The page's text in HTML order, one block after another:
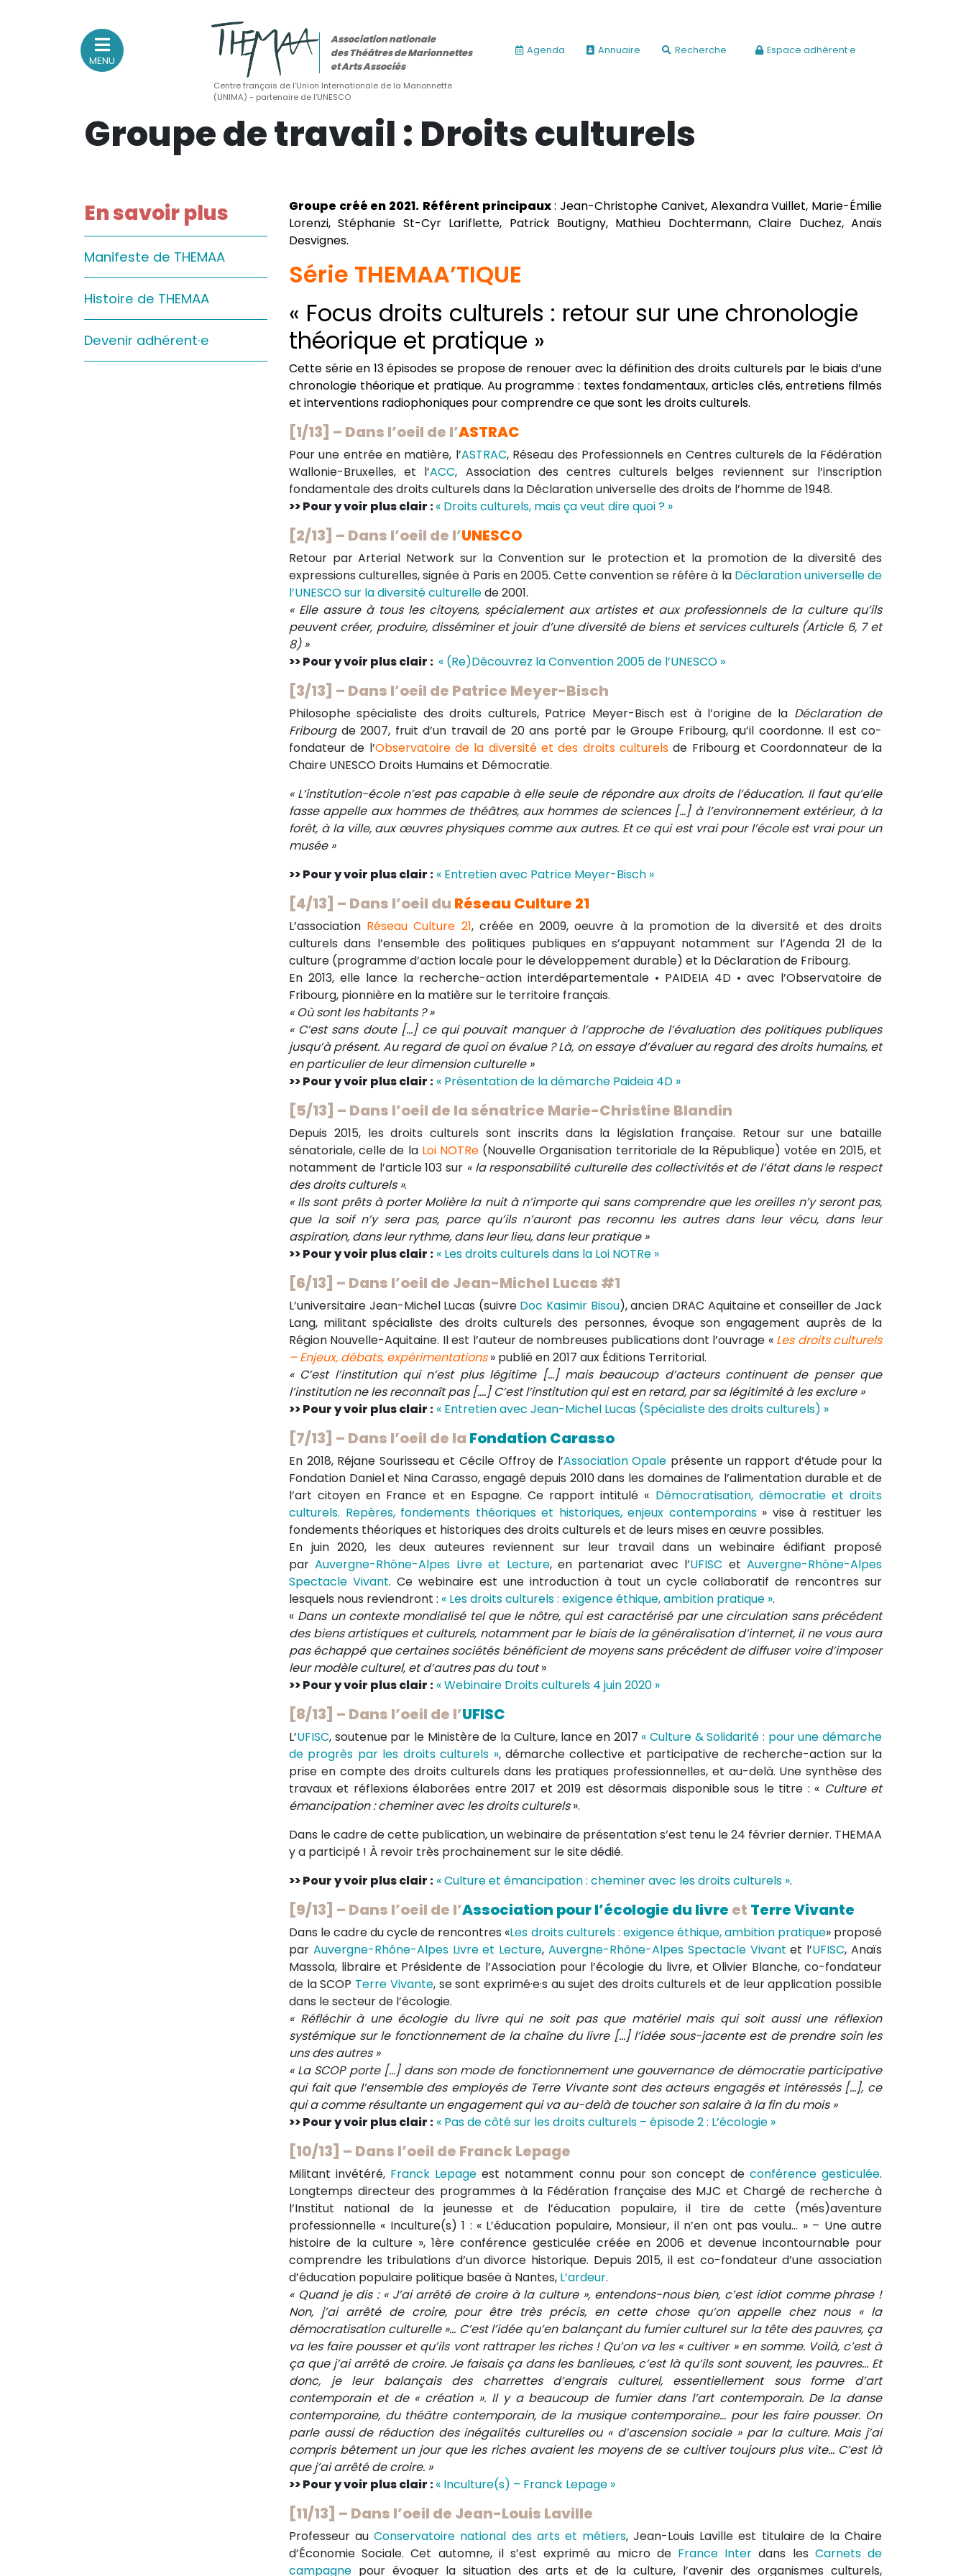
Association nationale
des Théâtres de Marionnettes
et Arts Associés
Sur le feu
(Actualités, annonces, vie professionnelle)
Sur le vif
Sur le fond
(Fonctionnement, gouvernance, groupes de travail, partenaires)
Sur le terrain
(Portraits, actions, collaborations)
MENU
Association nationale
des Théâtres de Marionnettes
et Arts Associés
Centre français de l’Union Internationale de la Marionnette
(UNIMA) - partenaire de l’UNESCO
Agenda Annuaire Recherche Espace adhérent·e
Groupe de travail : Droits culturels
En savoir plus
Manifeste de THEMAA
Histoire de THEMAA
Devenir adhérent·e
Groupe créé en 2021. Référent principaux: Jean-Christophe Canivet, Alexandra Vuillet, Marie-Émilie
Lorenzi, Stéphanie St-Cyr Lariflette, Patrick Boutigny, Mathieu Dochtermann, Claire Duchez, Anaïs
Desvignes.
Série THEMAA’TIQUE
« Focus droits culturels : retour sur une chronologie
théorique et pratique »
Cette série en 13 épisodes se propose de renouer avec la définition des droits culturels par le biais d’une
chronologie théorique et pratique. Au programme : textes fondamentaux, articles clés, entretiens filmés
et interventions radiophoniques pour comprendre ce que sont les droits culturels.
[1/13] – Dans l’oeil de l’ASTRAC
Pour une entrée en matière, l’ASTRAC, Réseau des Professionnels en Centres culturels de la Fédération
Wallonie-Bruxelles, et l’ACC, Association des centres culturels belges reviennent sur l’inscription
fondamentale des droits culturels dans la Déclaration universelle des droits de l’homme de 1948.
>> Pour y voir plus clair :« Droits culturels, mais ça veut dire quoi ? »
[2/13] – Dans l’oeil de l’UNESCO
Retour par Arterial Network sur la Convention sur le protection et la promotion de la diversité des
expressions culturelles, signée à Paris en 2005. Cette convention se réfère à la Déclaration universelle de
l’UNESCO sur la diversité culturellede 2001.
« Elle assure à tous les citoyens, spécialement aux artistes et aux professionnels de la culture qu’ils
peuvent créer, produire, disséminer et jouir d’une diversité de biens et services culturels (Article 6, 7 et
8) »
>> Pour y voir plus clair : « (Re)Découvrez la Convention 2005 de l’UNESCO »
[3/13] – Dans l’oeil de Patrice Meyer-Bisch
Philosophe spécialiste des droits culturels, Patrice Meyer-Bisch est à l’origine de la Déclaration de
Fribourgde 2007, fruit d’un travail de 20 ans porté par le Groupe Fribourg, qu’il coordonne. Il est co-
fondateur de l’Observatoire de la diversité et des droits culturels de Fribourg et Coordonnateur de la
Chaire UNESCO Droits Humains et Démocratie.
« L’institution-école n’est pas capable à elle seule de répondre aux droits de l’éducation. Il faut qu’elle
fasse appelle aux hommes de théâtres, aux hommes de sciences […] à l’environnement extérieur, à la
forêt, à la ville, aux œuvres physiques comme aux autres. Et ce qui est vrai pour l’école est vrai pour un
musée »
>> Pour y voir plus clair : « Entretien avec Patrice Meyer-Bisch »
[4/13] – Dans l’oeil du Réseau Culture 21
L’association Réseau Culture 21, créée en 2009, oeuvre à la promotion de la diversité et des droits
culturels dans l’ensemble des politiques publiques en s’appuyant notamment sur l’Agenda 21 de la
culture (programme d’action locale pour le développement durable) et la Déclaration de Fribourg.
En 2013, elle lance la recherche-action interdépartementale • PAIDEIA 4D • avec l’Observatoire de
Fribourg, pionnière en la matière sur le territoire français.
« Où sont les habitants ? »
« C’est sans doute […] ce qui pouvait manquer à l’approche de l’évaluation des politiques publiques
jusqu’à présent. Au regard de quoi on évalue ? Là, on essaye d’évaluer au regard des droits humains, et
en particulier de leur dimension culturelle »
>> Pour y voir plus clair : « Présentation de la démarche Paideia 4D »
[5/13] – Dans l’oeil de la sénatrice Marie-Christine Blandin
Depuis 2015, les droits culturels sont inscrits dans la législation française. Retour sur une bataille
sénatoriale, celle de la Loi NOTRe (Nouvelle Organisation territoriale de la République) votée en 2015, et
notamment de l’article 103 sur « la responsabilité culturelle des collectivités et de l’état dans le respect
des droits culturels ».
« Ils sont prêts à porter Molière la nuit à n’importe qui sans comprendre que les oreilles n’y seront pas,
que la soif n’y sera pas, parce qu’ils n’auront pas reconnu les autres dans leur vécu, dans leur
aspiration, dans leur rythme, dans leur lieu, dans leur pratique »
>> Pour y voir plus clair : « Les droits culturels dans la Loi NOTRe »
[6/13] – Dans l’oeil de Jean-Michel Lucas #1
L’universitaire Jean-Michel Lucas (suivre Doc Kasimir Bisou), ancien DRAC Aquitaine et conseiller de Jack
Lang, militant spécialiste des droits culturels des personnes, évoque son engagement auprès de la
Région Nouvelle-Aquitaine. Il est l’auteur de nombreuses publications dont l’ouvrage « Les droits culturels
– Enjeux, débats, expérimentations » publié en 2017 aux Éditions Territorial.
« C’est l’institution qui n’est plus légitime […] mais beaucoup d’acteurs continuent de penser que
l’institution ne les reconnaît pas [….] C’est l’institution qui est en retard, par sa légitimité à les exclure »
>> Pour y voir plus clair : « Entretien avec Jean-Michel Lucas (Spécialiste des droits culturels) »
[7/13] – Dans l’oeil de la Fondation Carasso
En 2018, Réjane Sourisseau et Cécile Offroy de l’Association Opale présente un rapport d’étude pour la
Fondation Daniel et Nina Carasso, engagé depuis 2010 dans les domaines de l’alimentation durable et de
l’art citoyen en France et en Espagne. Ce rapport intitulé « Démocratisation, démocratie et droits
culturels. Repères, fondements théoriques et historiques, enjeux contemporains» vise à restituer les
fondements théoriques et historiques des droits culturels et de leurs mises en œuvre possibles.
En juin 2020, les deux auteures reviennent sur leur travail dans un webinaire édifiant proposé
parAuvergne-Rhône-Alpes Livre et Lecture, en partenariat avec l’UFISC etAuvergne-Rhône-Alpes
Spectacle Vivant. Ce webinaire est une introduction à tout un cycle collaboratif de rencontres sur
lesquels nous reviendront : « Les droits culturels : exigence éthique, ambition pratique ».
« Dans un contexte mondialisé tel que le nôtre, qui est caractérisé par une circulation sans précédent
des biens artistiques et culturels, notamment par le biais de la généralisation d’internet, il ne vous aura
pas échappé que certaines sociétés bénéficient de moyens sans précédent de diffuser voire d’imposer
leur modèle culturel, et d’autres pas du tout»
>> Pour y voir plus clair : « Webinaire Droits culturels 4 juin 2020 »
[8/13] – Dans l’oeil de l’UFISC
L’UFISC, soutenue par le Ministère de la Culture, lance en 2017 « Culture & Solidarité : pour une démarche
de progrès par les droits culturels », démarche collective et participative de recherche-action sur la
prise en compte des droits culturels dans les pratiques professionnelles, et au-delà. Une synthèse des
travaux et réflexions élaborées entre 2017 et 2019 est désormais disponible sous le titre : « Culture et
émancipation : cheminer avec les droits culturels».
Dans le cadre de cette publication, un webinaire de présentation s’est tenu le 24 février dernier. THEMAA
y a participé ! À revoir très prochainement sur le site dédié.
>> Pour y voir plus clair : « Culture et émancipation : cheminer avec les droits culturels ».
[9/13] – Dans l’oeil de l’Association pour l’écologie du livre et Terre Vivante
Dans le cadre du cycle de rencontres «Les droits culturels : exigence éthique, ambition pratique» proposé
par Auvergne-Rhône-Alpes Livre et Lecture,Auvergne-Rhône-Alpes Spectacle Vivant et l’UFISC, Anaïs
Massola, libraire et Présidente de l’Association pour l’écologie du livre, et Olivier Blanche, co-fondateur
de la SCOP Terre Vivante, se sont exprimé·e·s au sujet des droits culturels et de leur application possible
dans le secteur de l’écologie.
« Réfléchir à une écologie du livre qui ne soit pas que matériel mais qui soit aussi une réflexion
systémique sur le fonctionnement de la chaîne du livre […] l’idée sous-jacente est de prendre soin les
uns des autres »
« La SCOP porte […] dans son mode de fonctionnement une gouvernance de démocratie participative
qui fait que l’ensemble des employés de Terre Vivante sont des acteurs engagés et intéressés […], ce
qui a comme résultante un engagement qui va au-delà de toucher son salaire à la fin du mois »
>> Pour y voir plus clair : « Pas de côté sur les droits culturels – épisode 2 : L’écologie »
[10/13] – Dans l’oeil de Franck Lepage
Militant invétéré, Franck Lepage est notamment connu pour son concept de conférence gesticulée.
Longtemps directeur des programmes à la Fédération française des MJC et Chargé de recherche à
l’Institut national de la jeunesse et de l’éducation populaire, il tire de cette (més)aventure
professionnelle « Inculture(s) 1 : « L’éducation populaire, Monsieur, il n’en ont pas voulu… » – Une autre
histoire de la culture », 1ère conférence gesticulée créée en 2006 et devenue incontournable pour
comprendre les tribulations d’un divorce historique. Depuis 2015, il est co-fondateur d’une association
d’éducation populaire politique basée à Nantes, L’ardeur.
« Quand je dis : « J’ai arrêté de croire à la culture », entendons-nous bien, c’est idiot comme phrase !
Non, j’ai arrêté de croire, pour être très précis, en cette chose qu’on appelle chez nous « la
démocratisation culturelle »… C’est l’idée qu’en balançant du fumier culturel sur la tête des pauvres, ça
va les faire pousser et qu’ils vont rattraper les riches ! Qu’on va les « cultiver » en somme. Voilà, c’est à
ça que j’ai arrêté de croire. Je faisais ça dans les banlieues, c’est là qu’ils sont souvent, les pauvres… Et
donc, je leur balançais des charrettes d’engrais culturel, essentiellement sous forme d’art
contemporain et de « création ». Il y a beaucoup de fumier dans l’art contemporain. De la danse
contemporaine, du théâtre contemporain, de la musique contemporaine… pour les faire pousser. On
parle aussi de réduction des inégalités culturelles ou « d’ascension sociale » par la culture. Mais j’ai
compris bêtement un jour que les riches avaient les moyens de se cultiver toujours plus vite… C’est là
que j’ai arrêté de croire. »
>> Pour y voir plus clair :« Inculture(s) – Franck Lepage »
[11/13] – Dans l’oeil de Jean-Louis Laville
Professeur auConservatoire national des arts et métiers, Jean-Louis Laville est titulaire de la Chaire
d’Économie Sociale. Cet automne, il s’est exprimé au micro de France Inter dans les Carnets de
campagne pour évoquer la situation des arts et de la culture, l’avenir des organismes culturels,